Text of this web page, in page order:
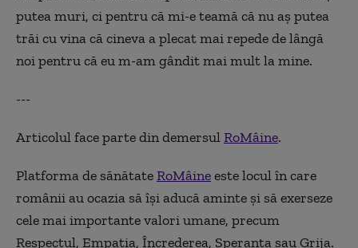
putea muri, ci pentru că mi-e teamă că nu aș putea
trăi cu vina că cineva a plecat mai repede de lângă
noi pentru că eu m-am gândit mai mult la mine.
---
Articolul face parte din demersulRoMâine.
Platforma de sănătateRoMâineeste locul în care
românii au ocazia să își aducă aminte și să exerseze
cele mai importante valori umane, precum
Respectul, Empatia, Încrederea, Speranța sau Grija.